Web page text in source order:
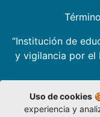
“Institución de
y vigilancia por el
Uso de cookies
experiencia y